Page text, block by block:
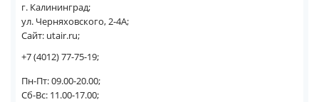
г. Калининград;
ул. Черняховского, 2-4А;
Сайт: utair.ru;
+7 (4012) 77-75-19;
Пн-Пт: 09.00-20.00;
Сб-Вс: 11.00-17.00;